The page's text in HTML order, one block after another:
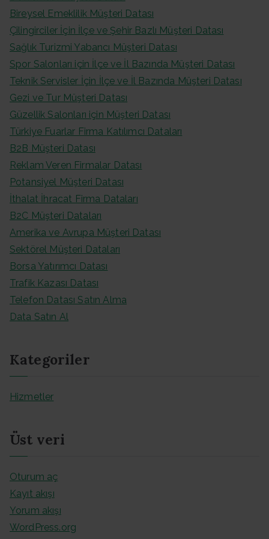
Bireysel Emeklilik Müşteri Datası
Çilingirciler İçin İlçe ve Şehir Bazlı Müşteri Datası
Sağlık Turizmi Yabancı Müşteri Datası
Spor Salonları için İlçe ve İl Bazında Müşteri Datası
Teknik Servisler İçin İlçe ve İl Bazında Müşteri Datası
Gezi ve Tur Müşteri Datası
Güzellik Salonları için Müşteri Datası
Türkiye Fuarlar Firma Katılımcı Dataları
B2B Müşteri Datası
Reklam Veren Firmalar Datası
Potansiyel Müşteri Datası
İthalat İhracat Firma Dataları
B2C Müşteri Dataları
Amerika ve Avrupa Müşteri Datası
Sektörel Müşteri Dataları
Borsa Yatırımcı Datası
Trafik Kazası Datası
Telefon Datası Satın Alma
Data Satın Al
Kategoriler
Hizmetler
Üst veri
Oturum aç
Kayıt akışı
Yorum akışı
WordPress.org